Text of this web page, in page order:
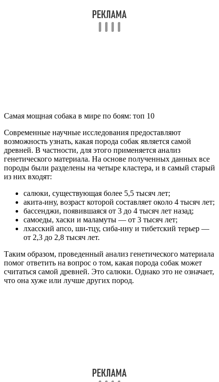
Самая мощная собака в мире по боям: топ 10
Современные научные исследования предоставляют
возможность узнать, какая порода собак является самой
древней. В частности, для этого применяется анализ
генетического материала. На основе полученных данных все
породы были разделены на четыре кластера, и в самый старый
из них входят:
салюки, существующая более 5,5 тысяч лет;
акита-ину, возраст которой составляет около 4 тысяч лет;
бассенджи, появившаяся от 3 до 4 тысяч лет назад;
самоеды, хаски и маламуты — от 3 тысяч лет;
лхасский апсо, ши-тцу, сиба-ину и тибетский терьер —
от 2,3 до 2,8 тысяч лет.
Таким образом, проведенный анализ генетического материала
помог ответить на вопрос о том, какая порода собак может
считаться самой древней. Это салюки. Однако это не означает,
что она хуже или лучше других пород.